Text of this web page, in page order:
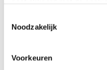
Noodzakelijk
Voorkeuren
zijn broer Lodewijk een
kort daarna werd hij
veroveren. Daartoe stelde
watergeuzen en vond ook